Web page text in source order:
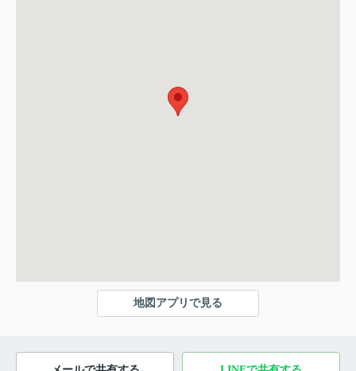
地図アプリで見る